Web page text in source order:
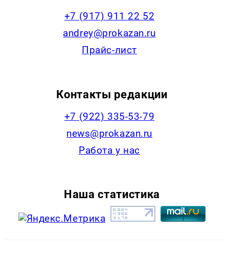
+7 (917) 911 22 52
andrey@prokazan.ru
Прайс-лист
Контакты редакции
+7 (922) 335-53-79
news@prokazan.ru
Работа у нас
Наша статистика